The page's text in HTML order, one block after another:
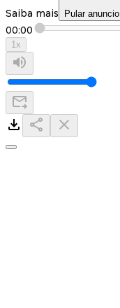
Saiba mais Pular anuncio
00:00
1x